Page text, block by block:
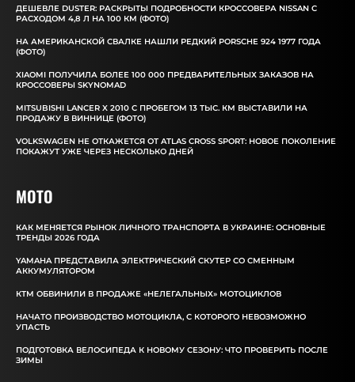
ДЕШЕВЛЕ DUSTER: РАСКРЫТЫ ПОДРОБНОСТИ КРОССОВЕРА NISSAN С
РАСХОДОМ 4,8 Л НА 100 КМ (ФОТО)
НА АМЕРИКАНСКОЙ СВАЛКЕ НАШЛИ РЕДКИЙ PORSCHE 924 1977 ГОДА
(ФОТО)
XIAOMI ПОЛУЧИЛА БОЛЕЕ 100 000 ПРЕДВАРИТЕЛЬНЫХ ЗАКАЗОВ НА
КРОССОВЕРЫ SKYNOMAD
MITSUBISHI LANCER X 2010 С ПРОБЕГОМ 13 ТЫС. КМ ВЫСТАВИЛИ НА
ПРОДАЖУ В ВИННИЦЕ (ФОТО)
VOLKSWAGEN НЕ ОТКАЖЕТСЯ ОТ ATLAS CROSS SPORT: НОВОЕ ПОКОЛЕНИЕ
ПОКАЖУТ УЖЕ ЧЕРЕЗ НЕСКОЛЬКО ДНЕЙ
MOTO
КАК МЕНЯЕТСЯ РЫНОК ЛИЧНОГО ТРАНСПОРТА В УКРАИНЕ: ОСНОВНЫЕ
ТРЕНДЫ 2026 ГОДА
YAMAHA ПРЕДСТАВИЛА ЭЛЕКТРИЧЕСКИЙ СКУТЕР СО СМЕННЫМ
АККУМУЛЯТОРОМ
КТМ ОБВИНИЛИ В ПРОДАЖЕ «НЕЛЕГАЛЬНЫХ» МОТОЦИКЛОВ
НАЧАТО ПРОИЗВОДСТВО МОТОЦИКЛА, С КОТОРОГО НЕВОЗМОЖНО
УПАСТЬ
ПОДГОТОВКА ВЕЛОСИПЕДА К НОВОМУ СЕЗОНУ: ЧТО ПРОВЕРИТЬ ПОСЛЕ
ЗИМЫ